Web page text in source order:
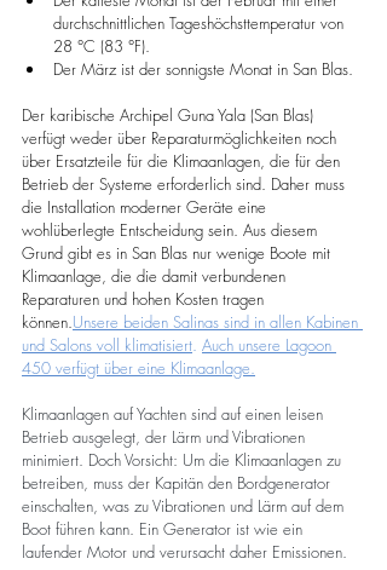
durchschnittlichen Tageshöchsttemperatur von
28 °C (83 °F).
Der März ist der sonnigste Monat in San Blas.
Der karibische Archipel Guna Yala (San Blas)
verfügt weder über Reparaturmöglichkeiten noch
über Ersatzteile für die Klimaanlagen, die für den
Betrieb der Systeme erforderlich sind. Daher muss
die Installation moderner Geräte eine
wohlüberlegte Entscheidung sein. Aus diesem
Grund gibt es in San Blas nur wenige Boote mit
Klimaanlage, die die damit verbundenen
Reparaturen und hohen Kosten tragen
können.Unsere beiden Salinas sind in allen Kabinen
und Salons voll klimatisiert. Auch unsere Lagoon
450 verfügt über eine Klimaanlage.
Klimaanlagen auf Yachten sind auf einen leisen
Betrieb ausgelegt, der Lärm und Vibrationen
minimiert. Doch Vorsicht: Um die Klimaanlagen zu
betreiben, muss der Kapitän den Bordgenerator
einschalten, was zu Vibrationen und Lärm auf dem
Boot führen kann. Ein Generator ist wie ein
laufender Motor und verursacht daher Emissionen.